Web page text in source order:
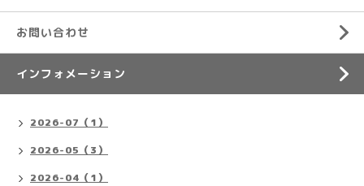
お問い合わせ
インフォメーション
2026-07（1）
2026-05（3）
2026-04（1）